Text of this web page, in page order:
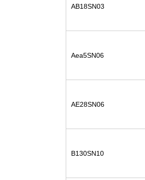
AB18SN03
Aea5SN06
AE28SN06
B130SN10